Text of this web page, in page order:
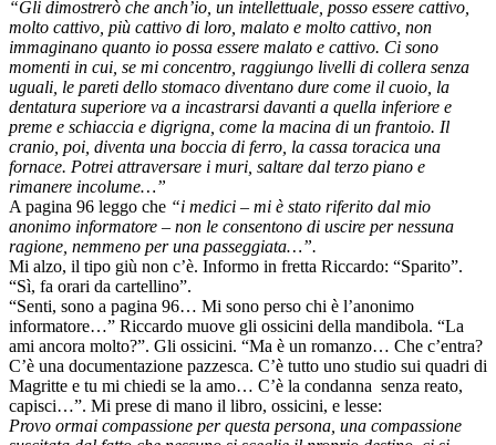
“Gli dimostrerò che anch’io, un intellettuale, posso essere cattivo,
molto cattivo, più cattivo di loro, malato e molto cattivo, non
immaginano quanto io possa essere malato e cattivo. Ci sono
momenti in cui, se mi concentro, raggiungo livelli di collera senza
uguali, le pareti dello stomaco diventano dure come il cuoio, la
dentatura superiore va a incastrarsi davanti a quella inferiore e
preme e schiaccia e digrigna, come la macina di un frantoio. Il
cranio, poi, diventa una boccia di ferro, la cassa toracica una
fornace. Potrei attraversare i muri, saltare dal terzo piano e
rimanere incolume…”
A pagina 96 leggo che “i medici – mi è stato riferito dal mio
anonimo informatore – non le consentono di uscire per nessuna
ragione, nemmeno per una passeggiata…”.
Mi alzo, il tipo giù non c’è. Informo in fretta Riccardo: “Sparito”.
“Sì, fa orari da cartellino”.
“Senti, sono a pagina 96… Mi sono perso chi è l’anonimo
informatore…” Riccardo muove gli ossicini della mandibola. “La
ami ancora molto?”. Gli ossicini. “Ma è un romanzo… Che c’entra?
C’è una documentazione pazzesca. C’è tutto uno studio sui quadri di
Magritte e tu mi chiedi se la amo… C’è la condanna senza reato,
capisci…”. Mi prese di mano il libro, ossicini, e lesse:
Provo ormai compassione per questa persona, una compassione